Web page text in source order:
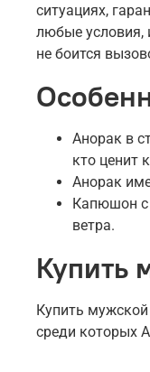
ситуациях,
любые условия,
не боится
Анорак в
кто ценит
Анорак
Капюшон с
ветра.
Купить
Купить
среди которых